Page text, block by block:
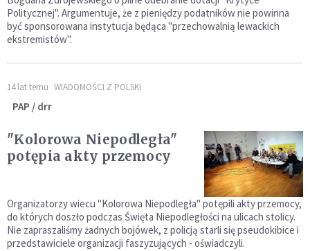
Politycznej". Argumentuje, że z pieniędzy podatników nie powinna
być sponsorowana instytucja będąca "przechowalnią lewackich
ekstremistów".
14 lat temu WIADOMOŚCI Z POLSKI
PAP / drr
"Kolorowa Niepodległa"
potępia akty przemocy
Organizatorzy wiecu "Kolorowa Niepodległa" potępili akty przemocy,
do których doszło podczas Święta Niepodległości na ulicach stolicy.
Nie zapraszaliśmy żadnych bojówek, z policją starli się pseudokibice i
przedstawiciele organizacji faszyzujących - oświadczyli.